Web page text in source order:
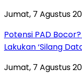
Jumat, 7 Agustus
Potensi PAD
Lakukan ‘Silang
Jumat, 7 Agustus